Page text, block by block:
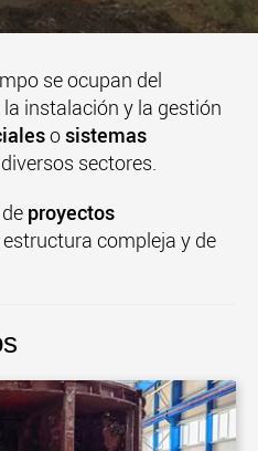
se ocupan del
instalación y la gestión
osistemas
sectores.
proyectos
compleja y de